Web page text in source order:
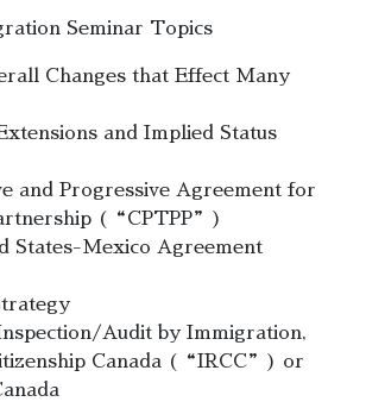
Seminar Topics
Changes that Effect Many
and Implied Status
and Progressive Agreement for
(“CPTPP”)
States-Mexico Agreement
Audit by Immigration,
Canada (“IRCC”) or